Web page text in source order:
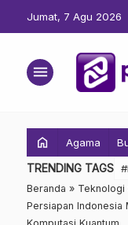
Jumat, 7 Agu 2026
menu
home Agama
TRENDING TAGS
Beranda » Teknologi
Persiapan Indonesia